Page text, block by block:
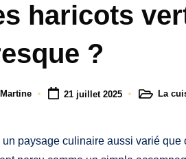
haricots
?
Martine 21 juillet 2025
PostedLa
un paysage culinaire aussi varié